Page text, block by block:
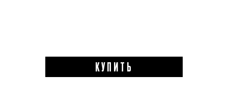
КУПИТЬ